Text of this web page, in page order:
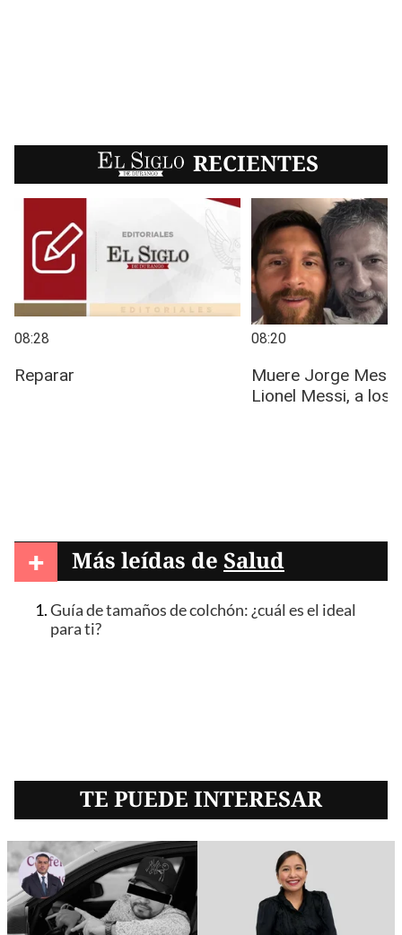
EL SIGLO RECIENTES
+ Más leídas de Salud
Guía de tamaños de colchón: ¿cuál es el ideal
para ti?
TE PUEDE INTERESAR